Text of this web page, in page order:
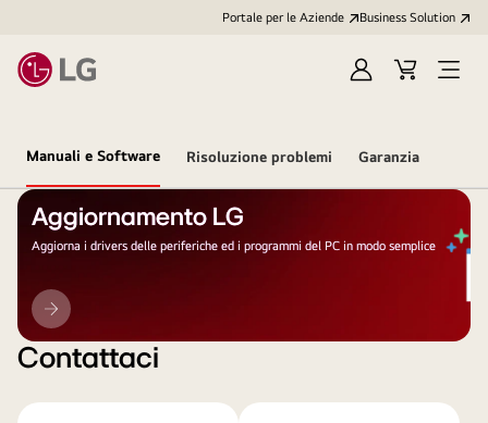
Portale per le Aziende Business Solution
AccediCart
Open
Manuali e Software Risoluzione problemi Garanzia
Aggiornamento LG
Aggiorna i drivers delle periferiche ed i programmi del PC in modo semplice
Aggiornamento
LG
Contattaci